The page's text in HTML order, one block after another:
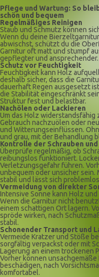
Pflege und Wartung: So
schön und bequem
Regelmäßiges Reinigen
Staub und Schmutz können
Wenn du deine
abwischst, schützt du die
Garnitur oft matt und stumpf
gepflegter und ansprechender.
Schutz vor Feuchtigkeit
Feuchtigkeit kann Holz
deshalb sicher, dass die
dauerhaft Regen ausgesetzt
die Stabilität eingeschränkt
Struktur fest und belastbar.
Nachölen oder Lackieren
Um das Holz widerstandsfähig
Gebrauch nachzuölen oder
und Witterungseinflüssen.
und grau, mit der Behandlung
Kontrolle der Schrauben
Überprüfe regelmäßig, ob
reibungslos funktioniert.
Verletzungsgefahr führen.
unbequem oder unsicher
stabil und lässt sich
Vermeidung von direkter
Intensive Sonne kann Holz
Wenn die Garnitur nicht
einem schattigen Ort lagern.
spröde wirken, nach
stabil.
Schonender Transport und
Vermeide Kratzer und Stöße
sorgfältig verpackst oder mit
Lagerung an einem trockenen
Vorher können
beschädigen, nach
komfortabel.